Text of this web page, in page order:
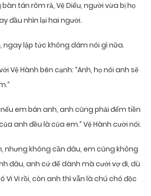
tán rôm rả, Vệ Diểu, người vừa bị họ
đầu nhìn lại hai người.
ngay lập tức không dám nói gì nữa.
Vệ Hành bên cạnh: “Anh, họ nói anh sẽ
nếu em bán anh, anh cũng phải đếm tiền
anh đều là của em.” Vệ Hành cười nói.
nhưng không cần đâu, em cũng không
đâu, anh cứ để dành mà cưới vợ đi, dù
Vi Vi rồi, còn anh thì vẫn là chú chó độc